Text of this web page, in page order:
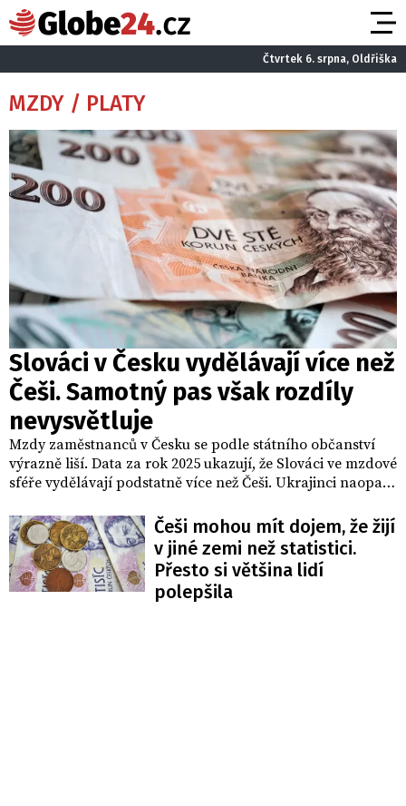
Čtvrtek 6. srpna, Oldřiška
MZDY / PLATY
Slováci v Česku vydělávají více než
Češi. Samotný pas však rozdíly
nevysvětluje
Mzdy zaměstnanců v Česku se podle státního občanství
výrazně liší. Data za rok 2025 ukazují, že Slováci ve mzdové
sféře vydělávají podstatně více než Češi. Ukrajinci naopak
Češi mohou mít dojem, že žijí
v jiné zemi než statistici.
Přesto si většina lidí
polepšila